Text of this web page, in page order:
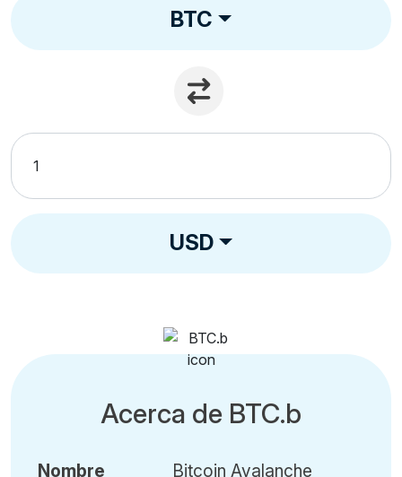
BTC
USD
Acerca de BTC.b
Nombre
Bitcoin Avalanche